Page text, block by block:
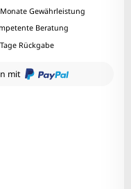
Gewährleistung
Beratung
Rückgabe
mit